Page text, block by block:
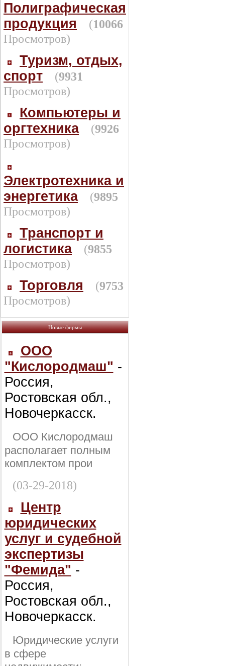
Полиграфическая
продукция
(10066
Просмотров)
Туризм, отдых,
спорт
(9931
Просмотров)
Компьютеры и
оргтехника
(9926
Просмотров)
Электротехника и
энергетика
(9895
Просмотров)
Транспорт и
логистика
(9855
Просмотров)
Торговля (9753
Просмотров)
Новые фирмы
ООО
"Кислородмаш" -
Россия,
Ростовская обл.,
Новочеркасск.
ООО Кислородмаш
располагает полным
комплектом прои
(03-29-2018)
Центр
юридических
услуг и судебной
экспертизы
"Фемида" -
Россия,
Ростовская обл.,
Новочеркасск.
Юридические услуги
в сфере